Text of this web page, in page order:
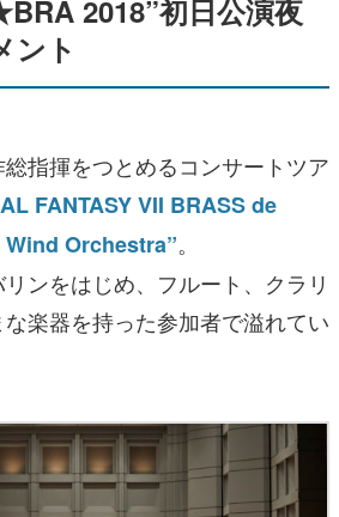
2018”初日公演夜
ント
指揮をつとめるコンサートツア
FANTASY VII BRASS de
Orchestra”。
ンをはじめ、フルート、クラリ
楽器を持った参加者で溢れてい